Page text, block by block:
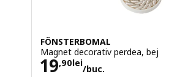
FÖNSTERBOMAL
Magnet decorativ perdea, bej
19,90lei
/buc.
Preţ 19,90lei/